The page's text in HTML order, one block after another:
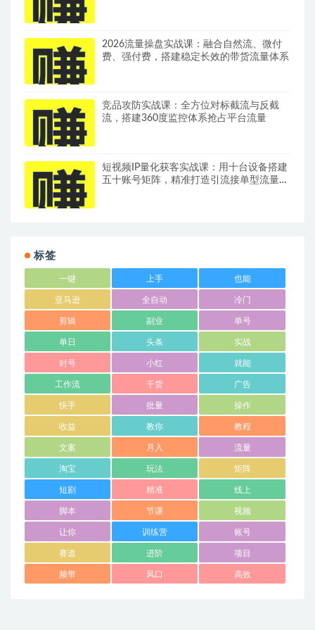
2026流量操盘实战课：融合自然流、微付
费、强付费，搭建稳定长效的带货流量体系
竞品攻防实战课：全方位对标截流与反截
流，搭建360度监控体系抢占平台流量
短视频IP量化获客实战课：用十台设备搭建
五十账号矩阵，精准打造引流接单型流量账
标签
一键 上手 也能
亚马逊 全自动 冷门
剪辑 副业 单号
单日 头条 实战
封号 小红 就能
工作流 干货 广告
快手 批量 操作
收益 教你 教程
文案 月入 流量
淘宝 玩法 矩阵
短剧 精准 线上
脚本 节课 视频
让你 训练营 账号
赛道 进阶 项目
频带 风口 高效